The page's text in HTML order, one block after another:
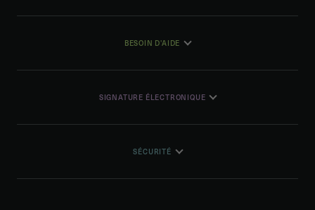
BESOIN D'AIDE
SIGNATURE ÉLECTRONIQUE
SÉCURITÉ